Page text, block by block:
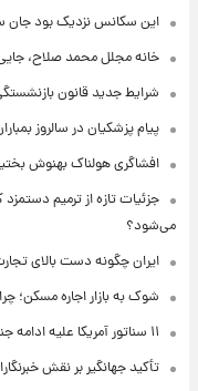
این سکانس نزدیک بود جان
خانه مجلل محمد صلاح،
شرایط جدید قانون
پیام پزشکیان در سالروز
افشاگری هولناک بهنوش
جزئیات تازه از ترمیم
می‌شود؟
ایران چگونه دست بالای
شوک به بازار اجاره مسکن؛
۱۱ سناتور آمریکا علیه ادامه جنگ با ایران وارد عمل شدند
تأکید جهانگیر بر نقش